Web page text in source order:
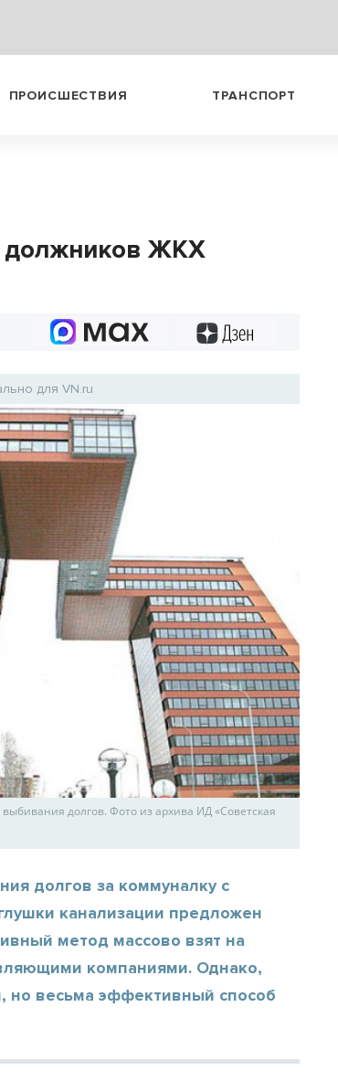
ПРОИСШЕСТВИЯ ТРАНСПОРТ
должников ЖКХ
для VN.ru
долгов. Фото из архива ИД «Советская
долгов за коммуналку с
канализации предложен
метод массово взят на
компаниями. Однако,
но весьма эффективный способ